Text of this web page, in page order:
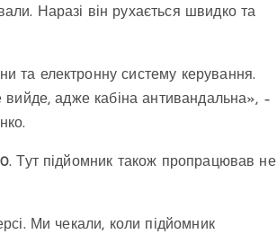
Наразі він рухається швидко та
та електронну систему керування.
вийде, адже кабіна антивандальна», –
Тут підйомник також пропрацював не
Ми чекали, коли підйомник